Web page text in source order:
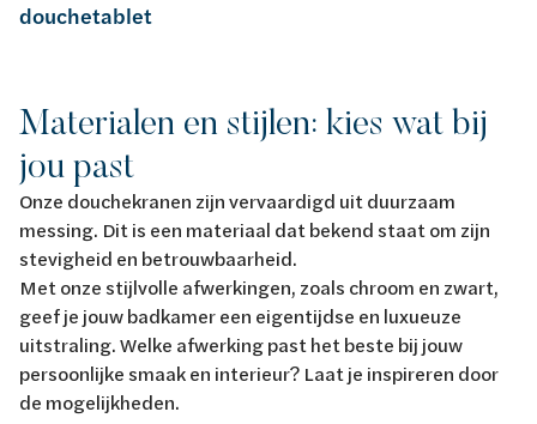
douchetablet
Materialen en stijlen: kies wat bij
jou past
Onze douchekranen zijn vervaardigd uit duurzaam
messing. Dit is een materiaal dat bekend staat om zijn
stevigheid en betrouwbaarheid.
Met onze stijlvolle afwerkingen, zoals chroom en zwart,
geef je jouw badkamer een eigentijdse en luxueuze
uitstraling. Welke afwerking past het beste bij jouw
persoonlijke smaak en interieur? Laat je inspireren door
de mogelijkheden.